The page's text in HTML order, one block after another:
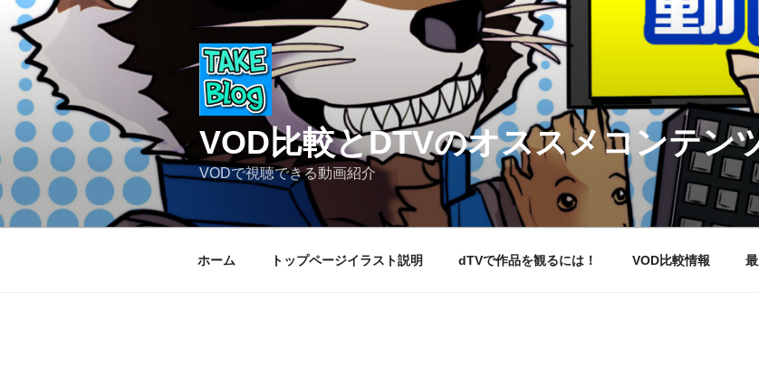
ン
キ
ッ
プ
VOD比較とDTVのオススメコンテン
VODで視聴できる動画紹介
ホーム トップページイラスト説明 dTVで作品を観るには！ VOD比較情報